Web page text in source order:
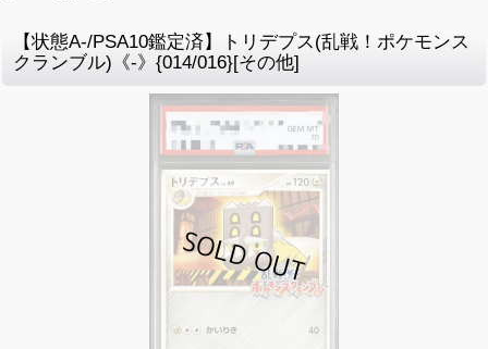
【状態A-/PSA10鑑定済】トリデプス(乱戦！ポケモンス
クランブル)《-》{014/016}[その他]